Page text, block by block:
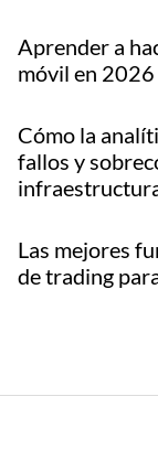
Aprender a
móvil en 2026
Cómo la
fallos y
Las mejores
de trading